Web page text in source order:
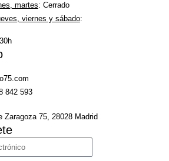
martes: Cerrado
viernes y sábado:
842 593
Zaragoza 75, 28028 Madrid